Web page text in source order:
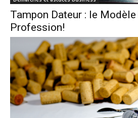
Tampon Dateur : le
Profession!